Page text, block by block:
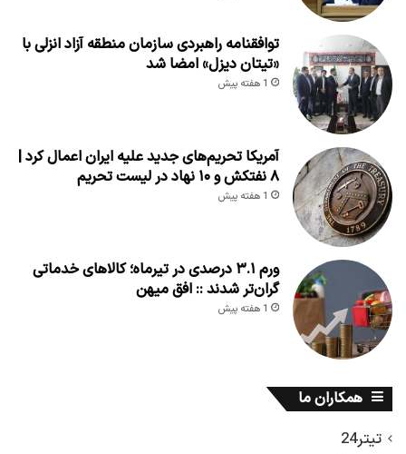
توافقنامه راهبردی سازمان منطقه آزاد انزلی با
«تیتان دیزل» امضا شد
1 هفته پیش
آمریکا تحریم‌های جدید علیه ایران اعمال کرد |
۸ نفتکش و ۱۰ نهاد در لیست تحریم
1 هفته پیش
ورم ۳.۱ درصدی در تیرماه؛ کالاهای خدماتی
گران‌تر شدند :: افق میهن
1 هفته پیش
همکاران ما
تیتر24